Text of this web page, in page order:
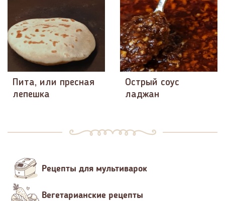
Пита, или пресная
лепешка
Острый соус
ладжан
Рецепты для мультиварок
Вегетарианские рецепты